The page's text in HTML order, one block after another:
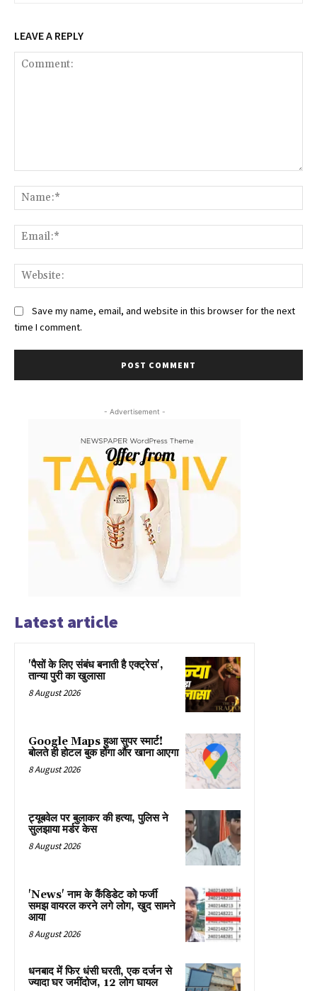
LEAVE A REPLY
Save my name, email, and website in this browser for the next
time I comment.
- Advertisement -
Latest article
'पैसों के लिए संबंध बनाती है एक्ट्रेस',
तान्या पुरी का खुलासा
8 August 2026
Google Maps हुआ सुपर स्मार्ट!
बोलते ही होटल बुक होगा और खाना आएगा
8 August 2026
ट्यूबवेल पर बुलाकर की हत्या, पुलिस ने
सुलझाया मर्डर केस
8 August 2026
'News' नाम के कैंडिडेट को फर्जी
समझ वायरल करने लगे लोग, खुद सामने
आया
8 August 2026
धनबाद में फिर धंसी घरती, एक दर्जन से
ज्यादा घर जमींदोज, 12 लोग घायल